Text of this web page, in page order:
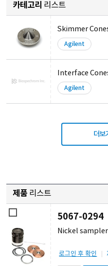
카테고리 리스트
Skimmer
Agilent
Interface
Agilent
더보
제품 리스트
5067-0294
Nickel
로그인 후 확인